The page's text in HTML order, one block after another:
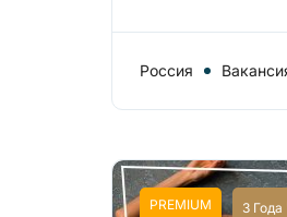
Россия
PREMIUM 3 Года